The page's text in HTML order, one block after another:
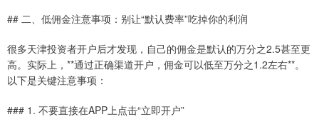
## 二、低佣金注意事项：别让“默认费率”吃掉你的利润
很多天津投资者开户后才发现，自己的佣金是默认的万分之2.5甚至更
高。实际上，**通过正确渠道开户，佣金可以低至万分之1.2左右**。
以下是关键注意事项：
### 1. 不要直接在APP上点击“立即开户”